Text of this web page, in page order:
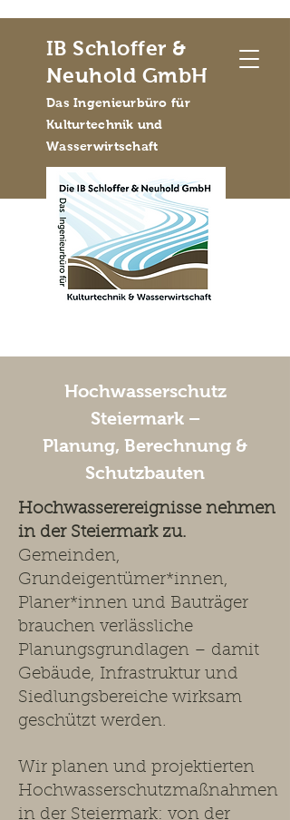
IB Schloffer &
Neuhold GmbH
Das Ingenieurbüro für
Kulturtechnik und
Wasserwirtschaft
Hochwasserschutz
Steiermark –
Planung, Berechnung &
Schutzbauten
Hochwasserereignisse nehmen
in der Steiermark zu.
Gemeinden,
Grundeigentümer*innen,
Planer*innen und Bauträger
brauchen verlässliche
Planungsgrundlagen – damit
Gebäude, Infrastruktur und
Siedlungsbereiche wirksam
geschützt werden.
Wir planen und projektierten
Hochwasserschutzmaßnahmen
in der Steiermark: von der